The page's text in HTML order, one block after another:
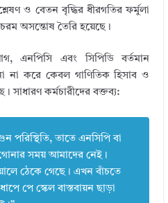
ও বেতন বৃদ্ধির ধীরগতির ফর্মুলা
চরম অসন্তোষ তৈরি হয়েছে।
এনপিসি এবং সিপিডি বর্তমান
না করে কেবল গাণিতিক হিসাব ও
সাধারণ কর্মচারীদের বক্তব্য:
পরিস্থিতি, তাতে এনসিপি বা
সময় আমাদের নেই।
ঠেকে গেছে। এখন বাঁচতে
পে স্কেল বাস্তবায়ন ছাড়া